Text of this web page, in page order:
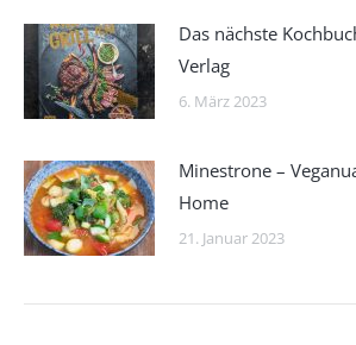
Das nächste
Verlag
6. März 2023
Minestrone –
Home
21. Januar 2023